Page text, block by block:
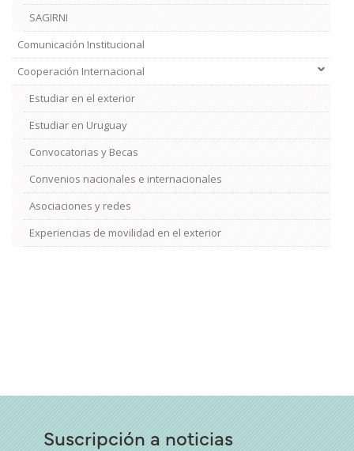
SAGIRNI
Comunicación Institucional
Cooperación Internacional
Estudiar en el exterior
Estudiar en Uruguay
Convocatorias y Becas
Convenios nacionales e internacionales
Asociaciones y redes
Experiencias de movilidad en el exterior
Suscripción a noticias